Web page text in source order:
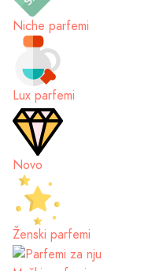
Niche parfemi
Lux parfemi
Novo
Ženski parfemi